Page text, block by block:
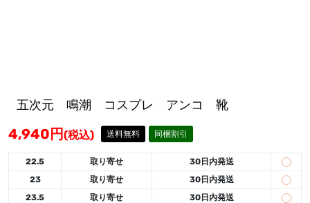
五次元 鳴潮 コスプレ アンコ 靴
4,940 円(税込) 送料無料 同梱割引
22.5 取り寄せ
30日内発送
23
取り寄せ
30日内発送
23.5
取り寄せ
30日内発送